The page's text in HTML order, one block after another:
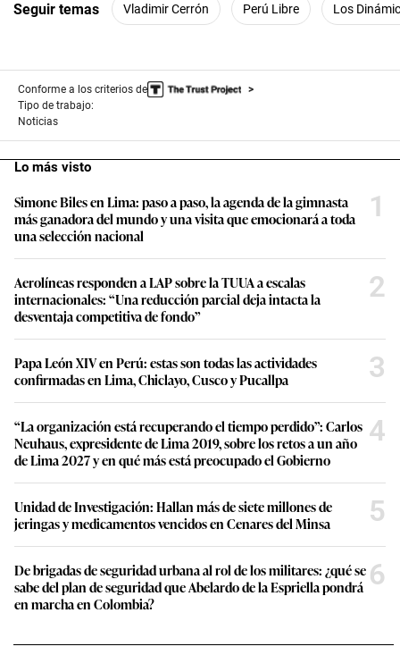
Seguir temas Vladimir Cerrón Perú Libre Los
Conforme a los criterios de
Tipo de trabajo:
Noticias
Lo más visto
Simone Biles en Lima: paso a paso, la agenda de la gimnasta
más ganadora del mundo y una visita que emocionará a toda
una selección nacional
1
Aerolíneas responden a LAP sobre la TUUA a escalas
internacionales: “Una reducción parcial deja intacta la
desventaja competitiva de fondo”
2
Papa León XIV en Perú: estas son todas las actividades
confirmadas en Lima, Chiclayo, Cusco y Pucallpa
3
“La organización está recuperando el tiempo perdido”: Carlos
Neuhaus, expresidente de Lima 2019, sobre los retos a un año
de Lima 2027 y en qué más está preocupado el Gobierno
4
Unidad de Investigación: Hallan más de siete millones de
jeringas y medicamentos vencidos en Cenares del Minsa
5
De brigadas de seguridad urbana al rol de los militares: ¿qué se
sabe del plan de seguridad que Abelardo de la Espriella pondrá
en marcha en Colombia?
6